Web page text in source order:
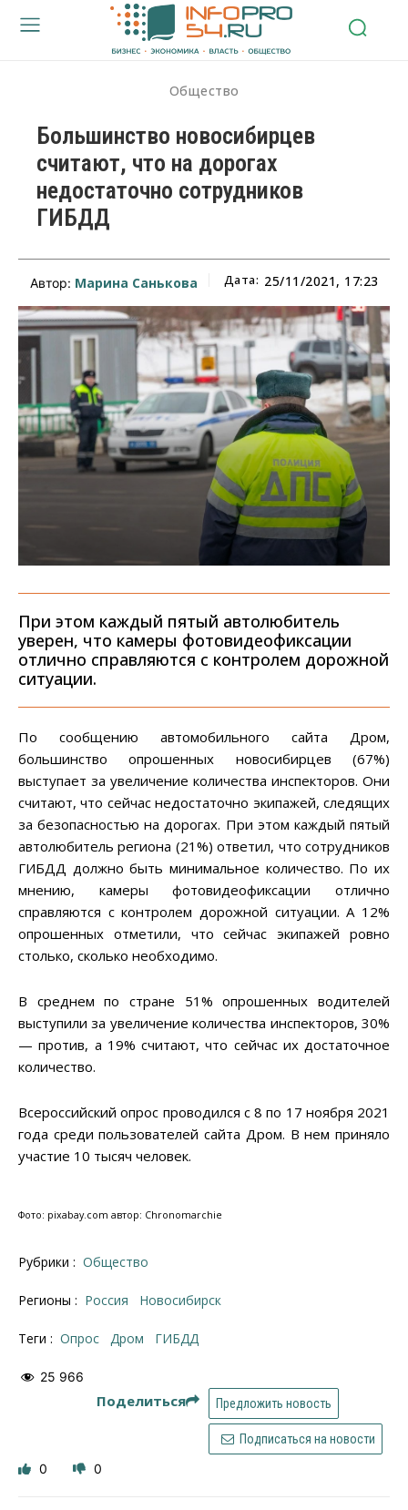
Общество
Большинство новосибирцев
считают, что на дорогах
недостаточно сотрудников
ГИБДД
Автор: Марина Санькова Дата: 25/11/2021, 17:23
При этом каждый пятый автолюбитель
уверен, что камеры фотовидеофиксации
отлично справляются с контролем дорожной
ситуации.
По сообщению автомобильного сайта Дром,
большинство опрошенных новосибирцев (67%)
выступает за увеличение количества инспекторов. Они
считают, что сейчас недостаточно экипажей, следящих
за безопасностью на дорогах. При этом каждый пятый
автолюбитель региона (21%) ответил, что сотрудников
ГИБДД должно быть минимальное количество. По их
мнению, камеры фотовидеофиксации отлично
справляются с контролем дорожной ситуации. А 12%
опрошенных отметили, что сейчас экипажей ровно
столько, сколько необходимо.
В среднем по стране 51% опрошенных водителей
выступили за увеличение количества инспекторов, 30%
— против, а 19% считают, что сейчас их достаточное
количество.
Всероссийский опрос проводился с 8 по 17 ноября 2021
года среди пользователей сайта Дром. В нем приняло
участие 10 тысяч человек.
Фото: pixabay.com автор: Chronomarchie
Рубрики : Общество
Регионы : Россия Новосибирск
Теги : опрос Дром ГИБДД
25 966
Поделиться Предложить новость
Подписаться на новости
0 0